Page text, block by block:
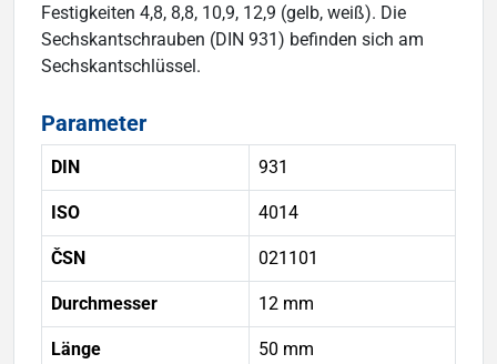
Festigkeiten 4,8, 8,8, 10,9, 12,9 (gelb, weiß). Die
Sechskantschrauben (DIN 931) befinden sich am
Sechskantschlüssel.
Parameter
DIN 931
ISO 4014
ČSN 021101
Durchmesser 12 mm
Länge 50 mm